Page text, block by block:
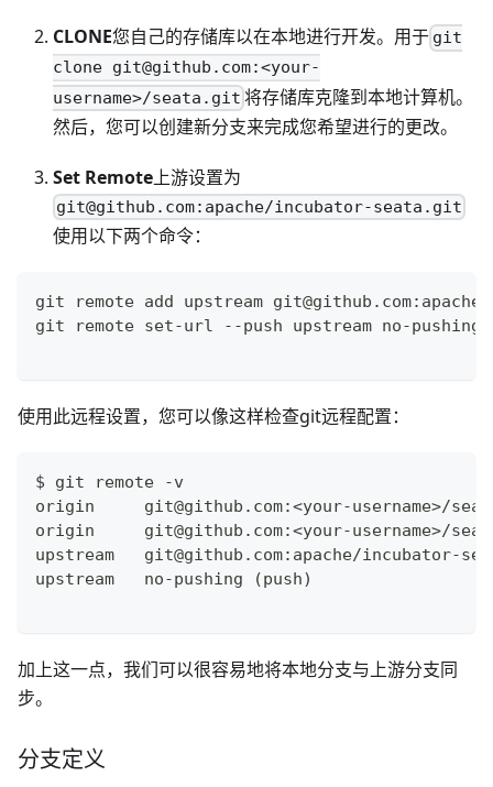
CLONE您自己的存储库以在本地进行开发。用于 git
clone git@github.com:<your-
username>/seata.git 将存储库克隆到本地计算机。
然后，您可以创建新分支来完成您希望进行的更改。
Set Remote上游设置为
git@github.com:apache/incubator-seata.git
使用以下两个命令：
git remote add upstream
git remote set-url --push upstream no-pushing
使用此远程设置，您可以像这样检查git远程配置：
$ git remote -v
origin     git@github.com:<your-username>/
origin     git@github.com:<your-username>/
upstream   git@github.com:apache/incubator-
upstream   no-pushing (push)
加上这一点，我们可以很容易地将本地分支与上游分支同
步。
分支定义